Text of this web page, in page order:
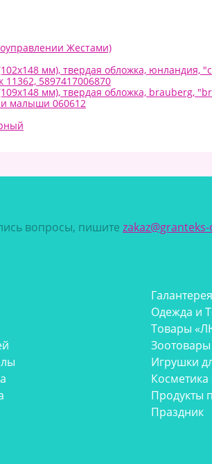
Жестами)
мм), твердая обложка, юнландия,
11362, 5897417006870
мм), твердая обложка, brauberg,
и малыши 060612
вопросы, пишите
Галантерея
Одежда и
Товары
Зоотовары
Игрушки
Продукты
Праздник